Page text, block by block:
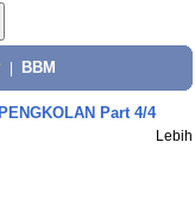
BBM
Part 4/4
Lebih